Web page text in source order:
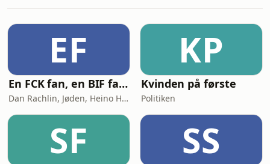
Nyhed: Mercedes-Benz lancerer ny
konkurrent til BMW i3. 08:30 Nyhed:
Kia følger Hyundai og giver nu
EF
En FCK fan, en BIF fan og en AGF fan går ind på en bar
Dan Rachlin, Jøden, Heino Hansen
KP
Kvinden på første
Politiken
SF SS